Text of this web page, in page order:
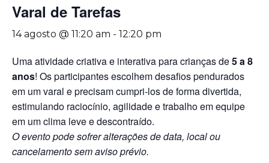
Varal de Tarefas
14 agosto @ 11:20 am - 12:20 pm
Uma atividade criativa e interativa para crianças de5 a 8
anos! Os participantes escolhem desafios pendurados
em um varal e precisam cumpri-los de forma divertida,
estimulando raciocínio, agilidade e trabalho em equipe
em um clima leve e descontraído.
O evento pode sofrer alterações de data, local ou
cancelamento sem aviso prévio.